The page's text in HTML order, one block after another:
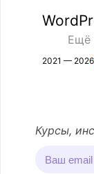
Ещё
2021 — 2026
Курсы,